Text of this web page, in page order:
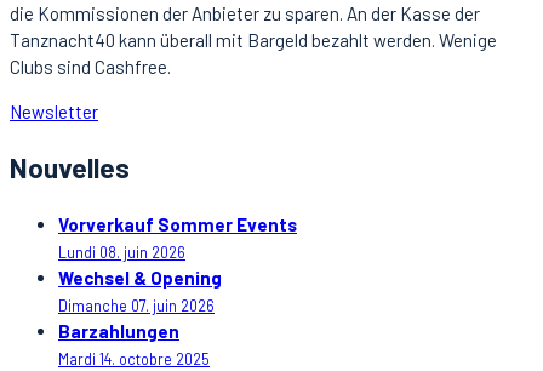
die Kommissionen der Anbieter zu sparen. An der Kasse der
Tanznacht40 kann überall mit Bargeld bezahlt werden. Wenige
Clubs sind Cashfree.
Newsletter
Nouvelles
Vorverkauf Sommer Events
Lundi 08. juin 2026
Wechsel & Opening
Dimanche 07. juin 2026
Barzahlungen
Mardi 14. octobre 2025